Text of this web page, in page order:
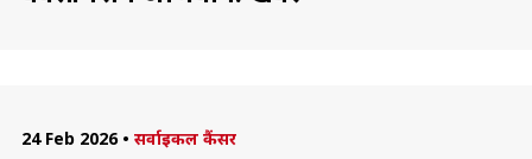
24 Feb 2026 • सर्वाइकल कैंसर